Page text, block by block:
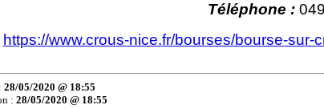
Téléphone :
https://www.crous-nice.fr/bourses/bourse-
28/05/2020 @ 18:55
:28/05/2020 @ 18:55